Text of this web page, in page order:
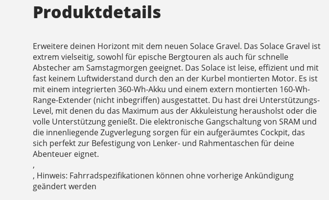
Produktdetails
Erweitere deinen Horizont mit dem neuen Solace Gravel. Das Solace Gravel ist
extrem vielseitig, sowohl für epische Bergtouren als auch für schnelle
Abstecher am Samstagmorgen geeignet. Das Solace ist leise, effizient und mit
fast keinem Luftwiderstand durch den an der Kurbel montierten Motor. Es ist
mit einem integrierten 360-Wh-Akku und einem extern montierten 160-Wh-
Range-Extender (nicht inbegriffen) ausgestattet. Du hast drei Unterstützungs-
Level, mit denen du das Maximum aus der Akkuleistung herausholst oder die
volle Unterstützung genießt. Die elektronische Gangschaltung von SRAM und
die innenliegende Zugverlegung sorgen für ein aufgeräumtes Cockpit, das
sich perfekt zur Befestigung von Lenker- und Rahmentaschen für deine
Abenteuer eignet.
,
, Hinweis: Fahrradspezifikationen können ohne vorherige Ankündigung
geändert werden